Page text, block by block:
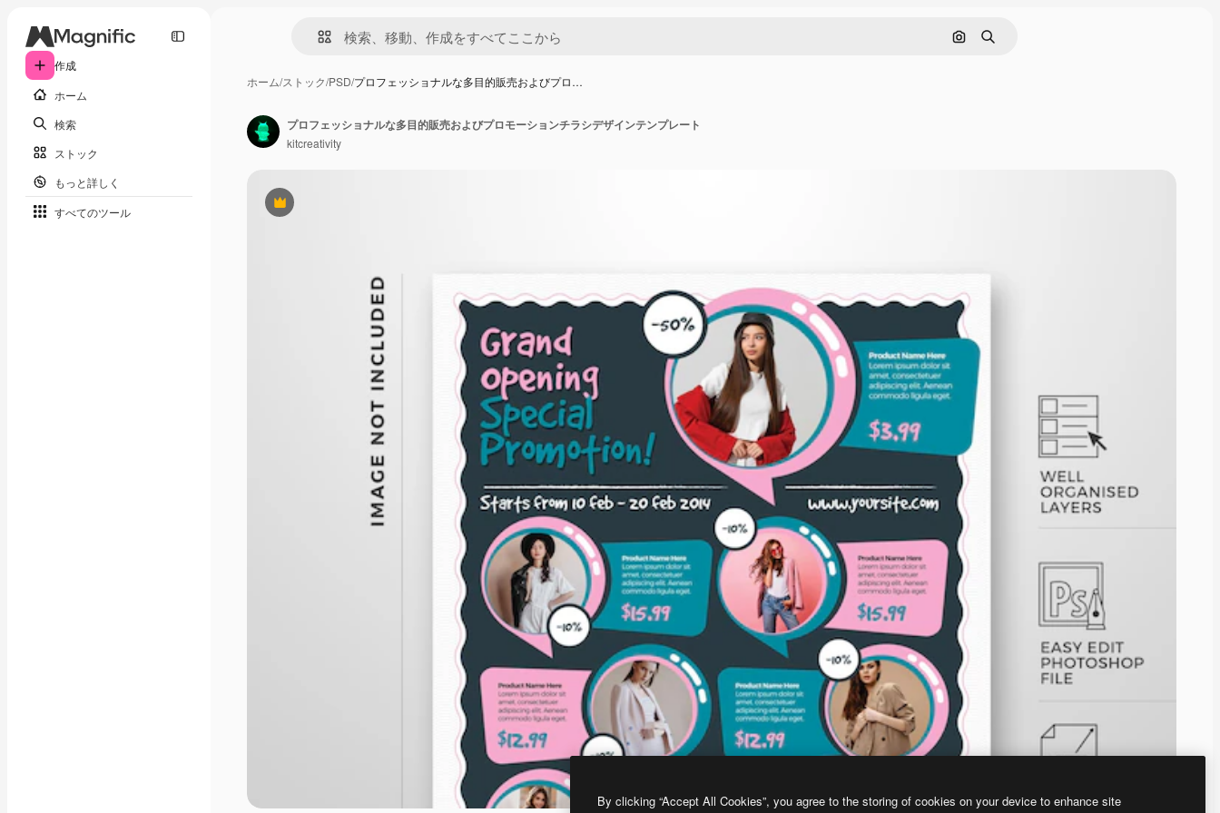
作成
ホーム
検索
ストック
もっと詳しく
すべてのツール
画像で検索
検索
ホーム/ストック/PSD/プロフェッショナルな多目的販売およびプロ…
Premium
プロフェッショナルな多目的販売およびプロモーションチラシデザインテンプレート
kitcreativity
By clicking “Accept All Cookies”, you agree to the storing of cookies on your device to enhance site